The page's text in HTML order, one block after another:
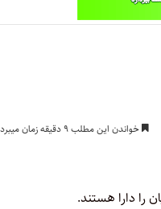
خواندن این مطلب ۹ دقیقه زمان میبرد